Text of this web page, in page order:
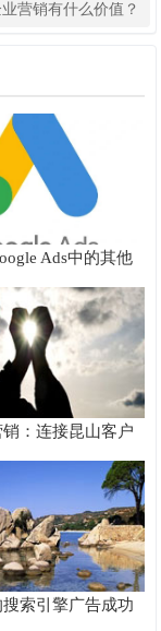
营销有什么价值？
Ads中的其他
：连接昆山客户
索引擎广告成功